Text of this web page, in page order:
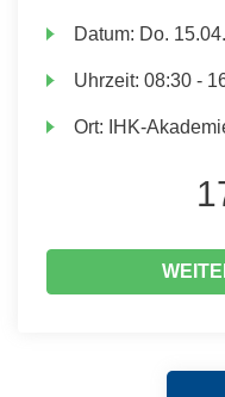
Datum: Do.
Uhrzeit:08:30 -
Ort: IHK-